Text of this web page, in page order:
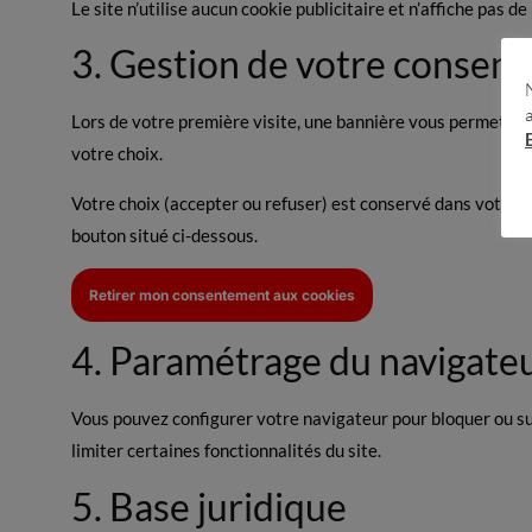
Le site n’utilise aucun cookie publicitaire et n’affiche pas
3. Gestion de votre
Lors de votre première visite, une bannière vous permet
votre choix.
Votre choix (accepter ou refuser) est conservé dans votre
bouton situé ci-dessous.
Retirer mon consentement aux cookies
4. Paramétrage du
Vous pouvez configurer votre navigateur pour bloquer ou
limiter certaines fonctionnalités du site.
5. Base juridique